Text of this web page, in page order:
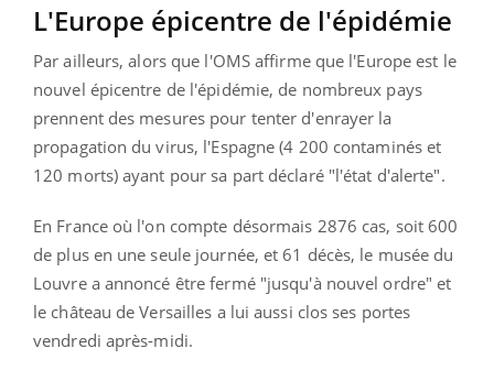
L'Europe épicentre de l'épidémie
Par ailleurs, alors que l'OMS affirme que l'Europe est le
nouvel épicentre de l'épidémie, de nombreux pays
prennent des mesures pour tenter d'enrayer la
propagation du virus, l'Espagne (4 200 contaminés et
120 morts) ayant pour sa part déclaré "l'état d'alerte".
En France où l'on compte désormais 2876 cas, soit 600
de plus en une seule journée, et 61 décès, le musée du
Louvre a annoncé être fermé "jusqu'à nouvel ordre" et
le château de Versailles a lui aussi clos ses portes
vendredi après-midi.